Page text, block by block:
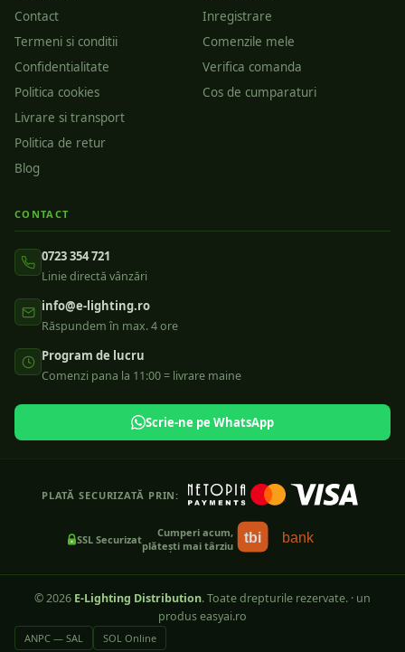
Contact
Termeni si conditii
Confidentialitate
Politica cookies
Livrare si transport
Politica de retur
Blog
Inregistrare
Comenzile mele
Verifica comanda
Cos de cumparaturi
CONTACT
0723 354 721
Linie directă vânzări
info@e-lighting.ro
Răspundem în max. 4 ore
Program de lucru
Comenzi pana la 11:00 = livrare maine
Scrie-ne pe WhatsApp
PLATĂ SECURIZATĂ PRIN:
SSL Securizat
Cumperi acum,
plătești mai târziu
tbi bank
©2026 E-Lighting Distribution. Toate drepturile rezervate. · un
produs easyai.ro
ANPC — SAL SOL Online